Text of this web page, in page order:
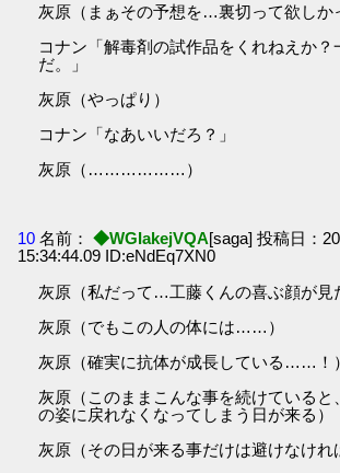
灰原（まぁその予想を…裏切って欲し
コナン「解毒剤の試作品をくれねえか？
だ。」
灰原（やっぱり）
コナン「なあいいだろ？」
灰原（………………）
10 名前： ◆WGIakejVQA[saga] 投稿日：
15:34:44.09 ID:eNdEq7XN0
灰原（私だって…工藤くんの喜ぶ顔が
灰原（でもこの人の体には……）
灰原（確実に抗体が成長している……！）
灰原（このままこんな事を続けていると
の姿に戻れなくなってしまう日が来る）
灰原（その日が来る事だけは避けなけ